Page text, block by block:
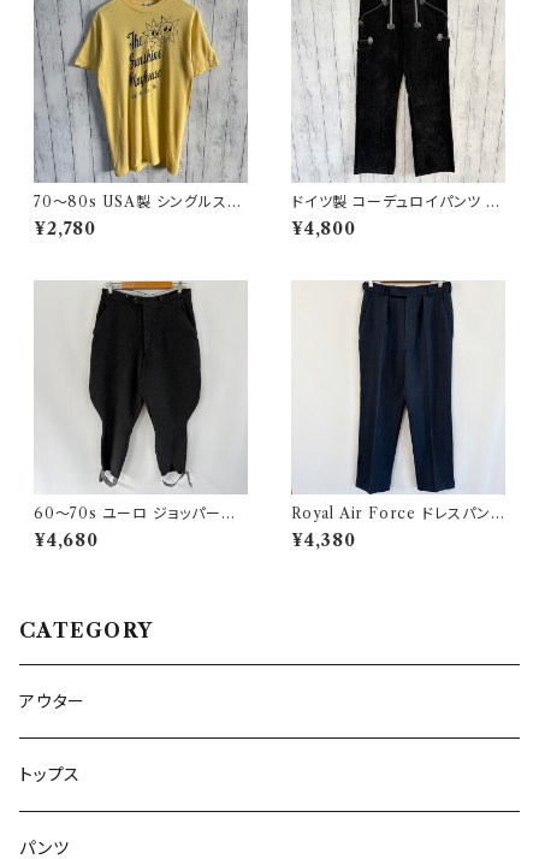
70〜80s USA製 シングルステ
ッチT ヴィンテージTシャツ
¥2,780
ドイツ製 コーデュロイパンツ ワ
ークパンツ ユーロワーク
¥4,800
60〜70s ユーロ ジョッパーズ
パンツ ウールパンツ ヴィンテー
ジ 5
¥4,680
Royal Air Force ドレスパンツ
イギリス軍 スラックス ミリタリ
ーパンツ 8
¥4,380
CATEGORY
アウター
トップス
パンツ